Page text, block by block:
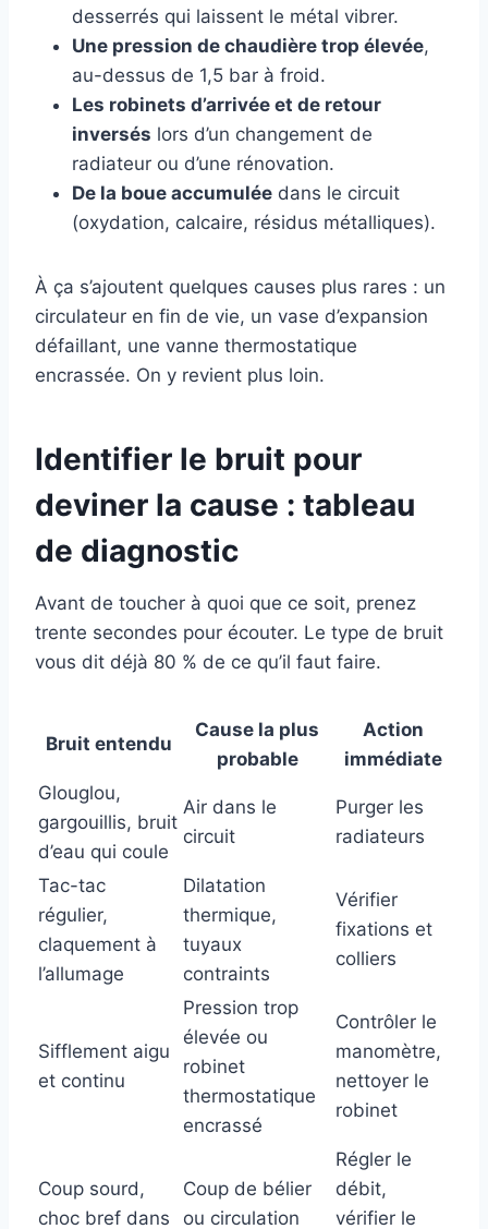
desserrés qui laissent le métal vibrer.
Une pression de chaudière trop élevée,
au-dessus de 1,5 bar à froid.
Les robinets d’arrivée et de retour
inversés lors d’un changement de
radiateur ou d’une rénovation.
De la boue accumulée dans le circuit
(oxydation, calcaire, résidus métalliques).
À ça s’ajoutent quelques causes plus rares : un
circulateur en fin de vie, un vase d’expansion
défaillant, une vanne thermostatique
encrassée. On y revient plus loin.
Identifier le bruit pour
deviner la cause : tableau
de diagnostic
Avant de toucher à quoi que ce soit, prenez
trente secondes pour écouter. Le type de bruit
vous dit déjà 80 % de ce qu’il faut faire.
Bruit entendu
Cause la plus
probable
Action
immédiate
Glouglou,
gargouillis, bruit
d’eau qui coule
Air dans le
circuit
Purger les
radiateurs
Tac-tac
régulier,
claquement à
l’allumage
Dilatation
thermique,
tuyaux
contraints
Vérifier
fixations et
colliers
Sifflement aigu
et continu
Pression trop
élevée ou
robinet
thermostatique
encrassé
Contrôler le
manomètre,
nettoyer le
robinet
Coup sourd,
choc bref dans
Coup de bélier
ou circulation
Régler le
débit,
vérifier le